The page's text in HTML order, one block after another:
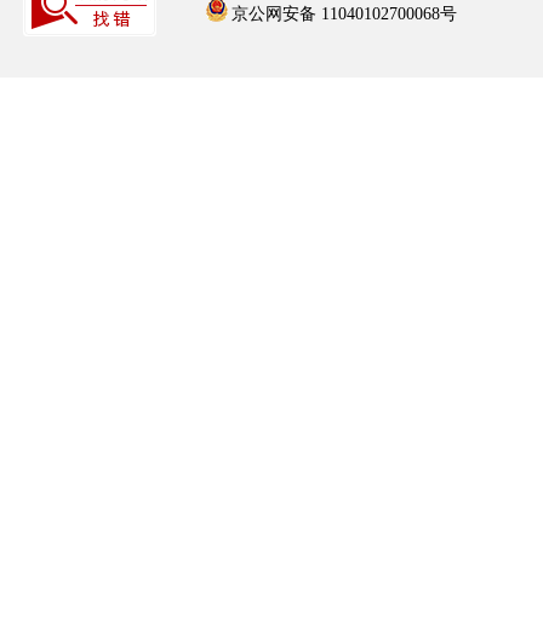
京公网安备 11040102700068号